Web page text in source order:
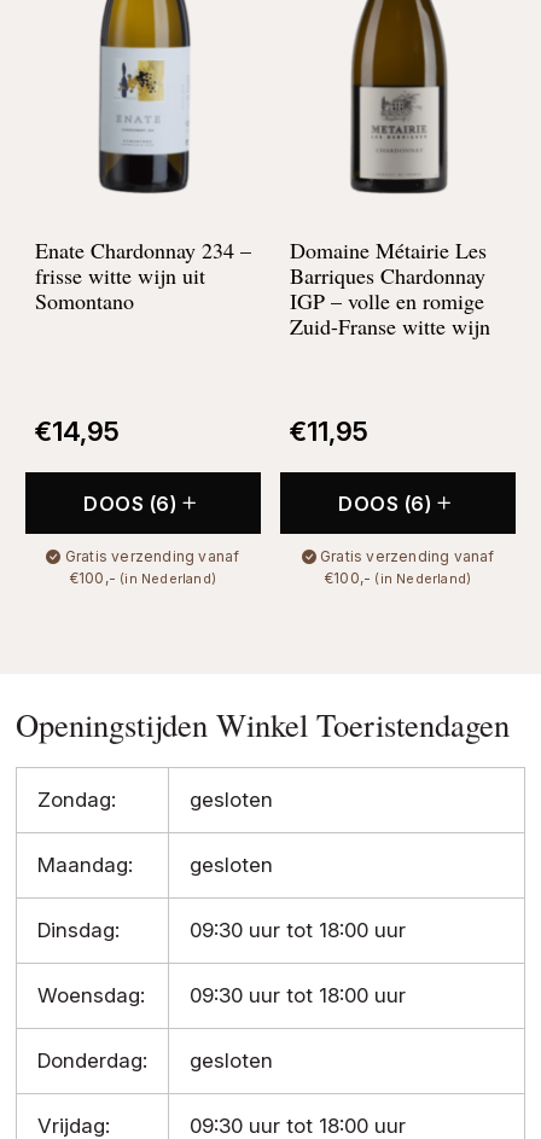
Enate Chardonnay 234 –
frisse witte wijn uit
Somontano
€14,95
DOOS (6)
Gratis verzending vanaf
€100,- (in Nederland)
Domaine Métairie Les
Barriques Chardonnay
IGP – volle en romige
Zuid-Franse witte wijn
€11,95
DOOS (6)
Gratis verzending vanaf
€100,- (in Nederland)
Openingstijden Winkel Toeristendagen
Zondag: gesloten
Maandag: gesloten
Dinsdag: 09:30 uur tot 18:00 uur
Woensdag: 09:30 uur tot 18:00 uur
Donderdag: gesloten
Vrijdag: 09:30 uur tot 18:00 uur